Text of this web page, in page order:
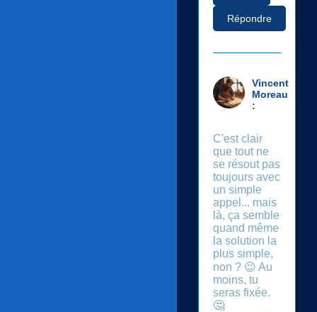
Répondre
Vincent
Moreau
:
C'est clair
que tout ne
se résout pas
toujours avec
un simple
appel... mais
là, ça semble
quand même
la solution la
plus simple,
non ? 😉 Au
moins, tu
seras fixée.
🤔